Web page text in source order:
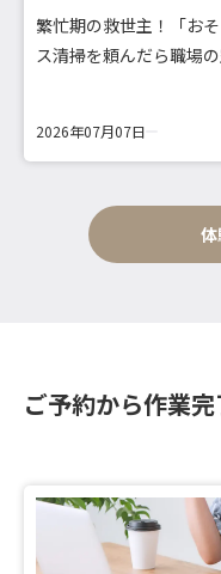
繁忙期の救世主！「お
ス清掃を頼んだら職場
2026年07月07日
ご予約から作業